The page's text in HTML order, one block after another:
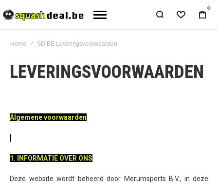
0
Home SD BE Leveringsvoorwaarden
LEVERINGSVOORWAARDEN
Algemene voorwaarden
1. INFORMATIE OVER ONS
Deze website wordt beheerd door Merumsports B.V., in deze